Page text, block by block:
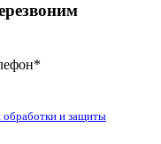
обработки и защиты